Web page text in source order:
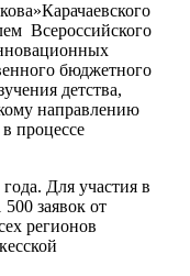
Всероссийского
бюджетного
детства,
направлению
процессе
Для участия в
500 заявок от
регионов